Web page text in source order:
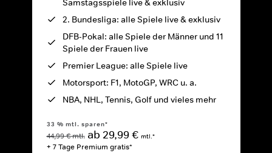
Samstagsspiele live & exklusiv
2. Bundesliga: alle Spiele live & exklusiv
DFB-Pokal: alle Spiele der Männer und 11
Spiele der Frauen live
Premier League: alle Spiele live
Motorsport: F1, MotoGP, WRC u. a.
NBA, NHL, Tennis, Golf und vieles mehr
33 % mtl. sparen*
44,99 € mtl. ab 29,99 € mtl.*
+ 7 Tage Premium gratis*